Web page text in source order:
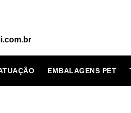
EMBALAGENS PET